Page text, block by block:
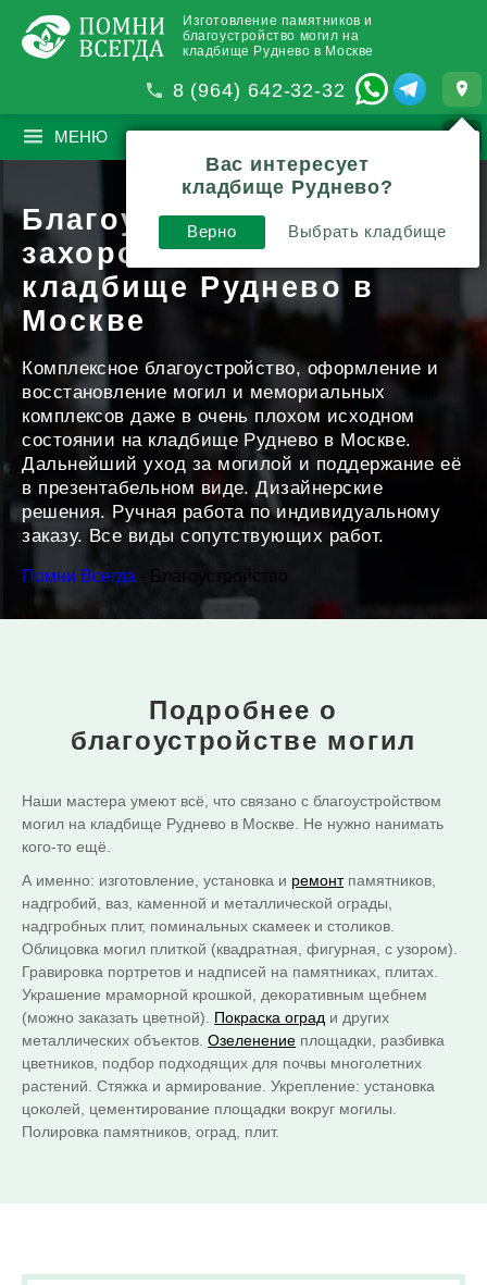
Изготовление памятников и
благоустройство могил на
кладбище Руднево в Москве
8 (964) 642-32-32
МЕНЮ ПОИСК
Благоустройство
захороненийна
кладбище Руднево в
Москве
Комплексное благоустройство, оформление и
восстановление могил и мемориальных
комплексов даже в очень плохом исходном
состоянии на кладбище Руднево в Москве.
Дальнейший уход за могилой и поддержание её
в презентабельном виде. Дизайнерские
решения. Ручная работа по индивидуальному
заказу. Все виды сопутствующих работ.
Помни Всегда Благоустройство
Подробнее о
благоустройстве могил
Наши мастера умеют всё, что связано с благоустройством
могил на кладбище Руднево в Москве. Не нужно нанимать
кого-то ещё.
А именно: изготовление, установка и ремонтпамятников,
надгробий, ваз, каменной и металлической ограды,
надгробных плит, поминальных скамеек и столиков.
Облицовка могил плиткой (квадратная, фигурная, с узором).
Гравировка портретов и надписей на памятниках, плитах.
Украшение мраморной крошкой, декоративным щебнем
(можно заказать цветной). Покраска оград и других
металлических объектов.Озеленение площадки, разбивка
цветников, подбор подходящих для почвы многолетних
растений. Стяжка и армирование. Укрепление: установка
цоколей, цементирование площадки вокруг могилы.
Полировка памятников, оград, плит.
Вас интересует
кладбище Руднево?
Верно Выбрать кладбище